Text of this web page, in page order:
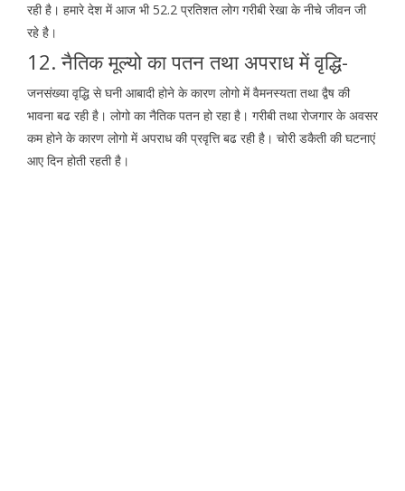
रही है। हमारे देश में आज भी 52.2 प्रतिशत लोग गरीबी रेखा के नीचे जीवन जी
रहे है।
12. नैतिक मूल्यो का पतन तथा अपराध में वृद्धि-
जनसंख्या वृद्धि से घनी आबादी होने के कारण लोगो में वैमनस्यता तथा द्वैष की
भावना बढ रही है। लोगो का नैतिक पतन हो रहा है। गरीबी तथा रोजगार के अवसर
कम होने के कारण लोगो में अपराध की प्रवृत्ति बढ रही है। चोरी डकैती की घटनाएं
आए दिन होती रहती है।